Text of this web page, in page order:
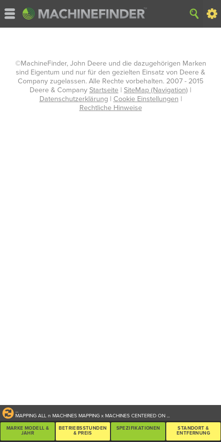
...
MAPPING ALLn MACHINESMAPPINGx MACHINES CENTERED ON...
MARKE MODELL &
JAHR
BETRIEBSSTUNDEN
& PREIS
SPEZIFIKATIONEN
STANDORT &
ENTFERNUNG
©MachineFinder, John Deere und die dazugehörigen Marken
sind Eigentum und nur für den gezielten Einsatz von Deere &
Company zugelassen. Alle Rechte vorbehalten. 2007 - 2015
Deere & Company Startseite | SiteMap (Navigation) |
Datenschutzerklärung | Cookie Einstellungen |
Rechtliche Hinweise